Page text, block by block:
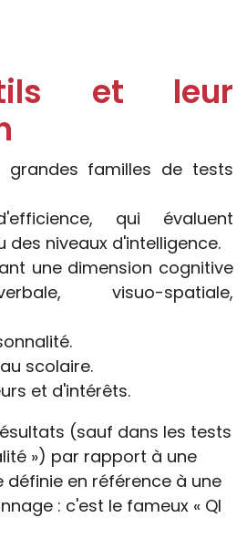
et leur
grandes familles de tests
qui évaluent
des niveaux d'intelligence.
une dimension cognitive
visuo-spatiale,
scolaire.
et d'intérêts.
(sauf dans les tests
») par rapport à une
en référence à une
: c'est le fameux « QI